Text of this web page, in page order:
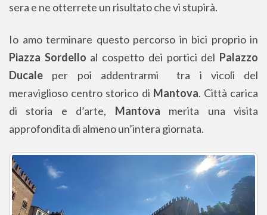
sera e ne otterrete un risultato che vi stupirà.
Io amo terminare questo percorso in bici proprio in
Piazza Sordello al cospetto dei portici del Palazzo
Ducale per poi addentrarmi tra i vicoli del
meraviglioso centro storico di Mantova. Città carica
di storia e d’arte, Mantova merita una visita
approfondita di almeno un’intera giornata.